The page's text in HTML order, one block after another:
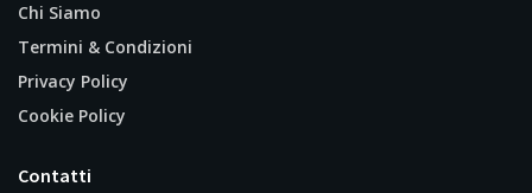
Chi Siamo
Termini & Condizioni
Privacy Policy
Cookie Policy
Contatti